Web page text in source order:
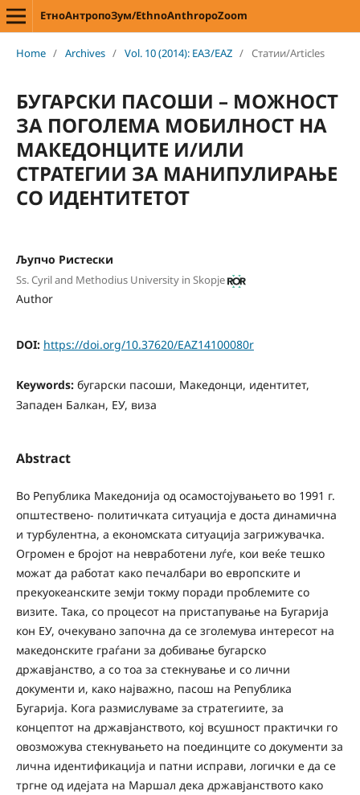
ЕтноАнтропоЗум/EthnoAnthropoZoom
Home / Archives / Vol. 10 (2014): ЕАЗ/EAZ / Статии/Articles
БУГАРСКИ ПАСОШИ – МОЖНОСТ
ЗА ПОГОЛЕМА МОБИЛНОСТ НА
МАКЕДОНЦИТЕ И/ИЛИ
СТРАТЕГИИ ЗА МАНИПУЛИРАЊЕ
СО ИДЕНТИТЕТОТ
Љупчо Ристески
Ss. Cyril and Methodius University in Skopje
Author
DOI: https://doi.org/10.37620/EAZ14100080r
Keywords: бугарски пасоши, Македонци, идентитет,
Западен Балкан, ЕУ, виза
Abstract
Во Република Македонија од осамостојувањето во 1991 г.
општествено- политичката ситуација е доста динамична
и турбулентна, а економската ситуација загрижувачка.
Огромен е бројот на невработени луѓе, кои веќе тешко
можат да работат како печалбари во европските и
прекуокеанските земји токму поради проблемите со
визите. Така, со процесот на пристапување на Бугарија
кон ЕУ, очекувано започна да се зголемува интересот на
македонските граѓани за добивање бугарско
државјанство, а со тоа за стекнување и со лични
документи и, како најважно, пасош на Република
Бугарија. Кога размислуваме за стратегиите, за
концептот на државјанството, кој всушност практички го
овозможува стекнувањето на поединците со документи за
лична идентификација и патни исправи, логички е да се
тргне од идејата на Маршал дека државјанството како